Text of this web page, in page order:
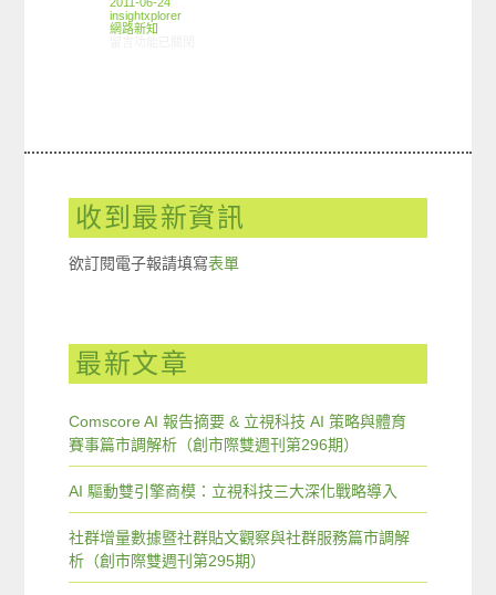
insightxplorer
網路新知
收到最新資訊
欲訂閱電子報請填寫表單
最新文章
Comscore AI 報告摘要 & 立視科技 AI 策略與體育
賽事篇市調解析（創市際雙週刊第296期）
AI 驅動雙引擎商模：立視科技三大深化戰略導入
社群增量數據暨社群貼文觀察與社群服務篇市調解
析（創市際雙週刊第295期）